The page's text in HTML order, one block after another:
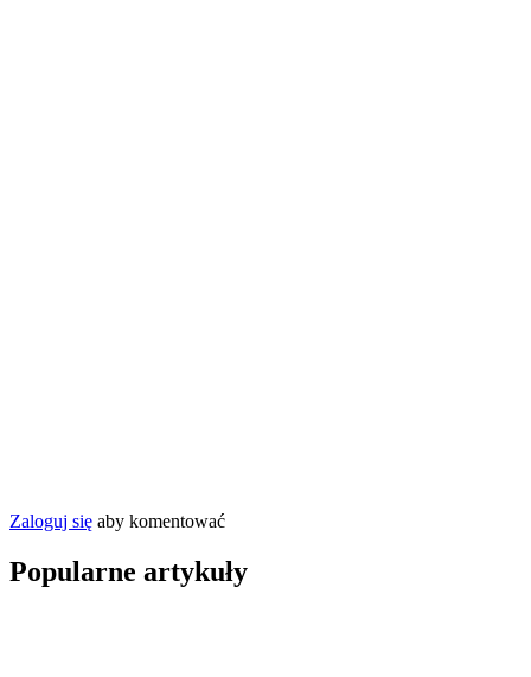
Zaloguj się aby komentować
Popularne artykuły